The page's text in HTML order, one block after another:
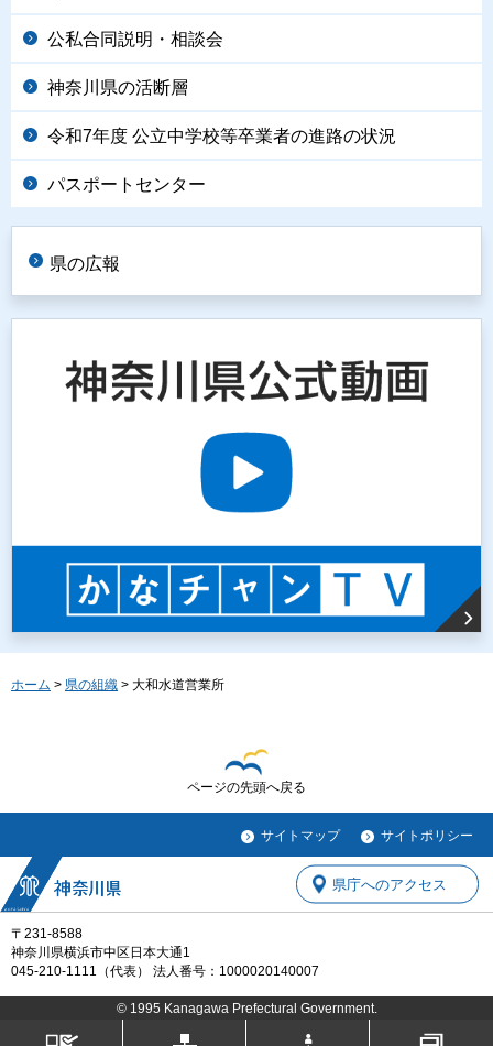
公私合同説明・相談会
神奈川県の活断層
令和7年度 公立中学校等卒業者の進路の状況
パスポートセンター
県の広報
ホーム > 県の組織 > 大和水道営業所
ページの先頭へ戻る
サイトマップ サイトポリシー
〒231-8588
神奈川県横浜市中区日本大通1
045-210-1111（代表） 法人番号：1000020140007
県庁へのアクセス
© 1995 Kanagawa Prefectural Government.